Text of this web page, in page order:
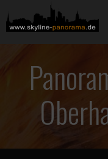
Inhalt
springen
SKYLINE-